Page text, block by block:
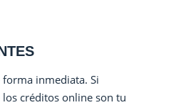
inmediata. Si
créditos online son tu